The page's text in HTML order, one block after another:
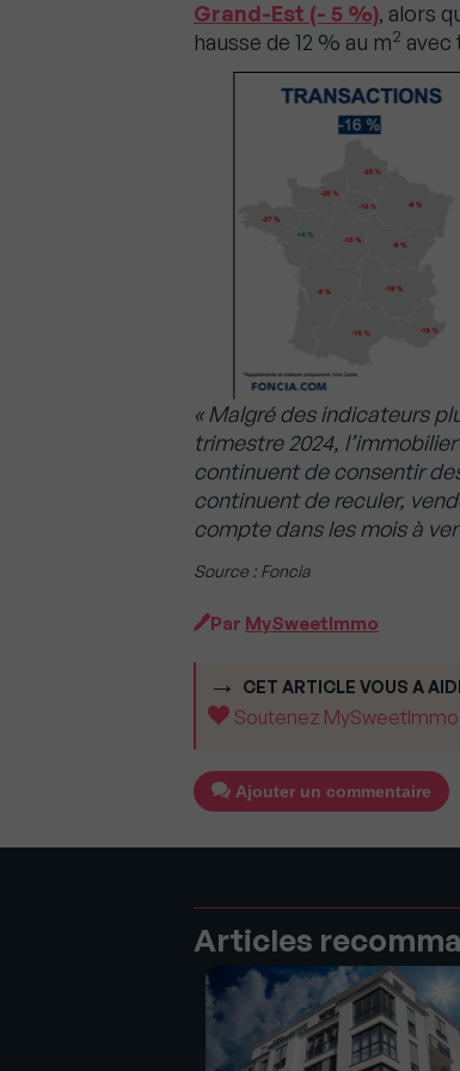
Grand-Est (- 5 %), alors
hausse de 12 % au m2 avec
« Malgré des indicateurs
trimestre 2024,
continuent de consentir
continuent de reculer,
compte dans les mois à
Source : Foncia
Par MySweetImmo
CET ARTICLE VOUS A
Soutenez
Ajouter un commentaire
Articles